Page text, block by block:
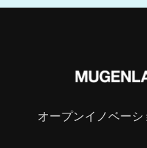
オープンイノベー